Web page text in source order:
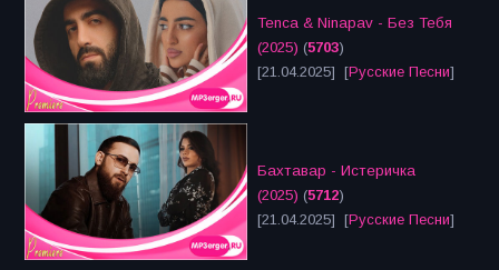
Tenca & Ninapav - Без Тебя
(2025) (5703)
[21.04.2025] [Русские Песни]
Бахтавар - Истеричка
(2025) (5712)
[21.04.2025] [Русские Песни]